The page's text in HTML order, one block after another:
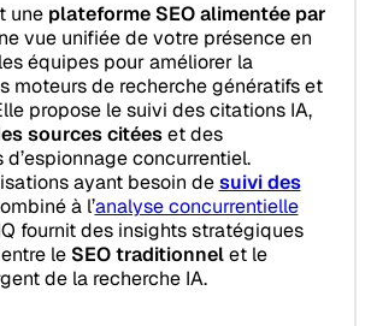
une plateforme SEO alimentée par
vue unifiée de votre présence en
équipes pour améliorer la
moteurs de recherche génératifs et
propose le suivi des citations IA,
sources citéeset des
concurrentiel.
ayant besoin desuivi des
à l’analyse concurrentielle
fournit des insights stratégiques
le SEO traditionnelet le
de la recherche IA.